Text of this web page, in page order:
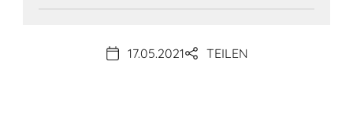
17.05.2021 TEILEN